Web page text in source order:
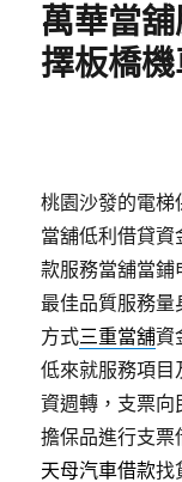
萬華當
擇板橋
桃園沙發的電梯
當舖低利借貸資
款服務當舖當鋪
最佳品質服務
方式三重當舖資
低來就服務項目
資週轉，支票
擔保品進行支票
天母汽車借款找